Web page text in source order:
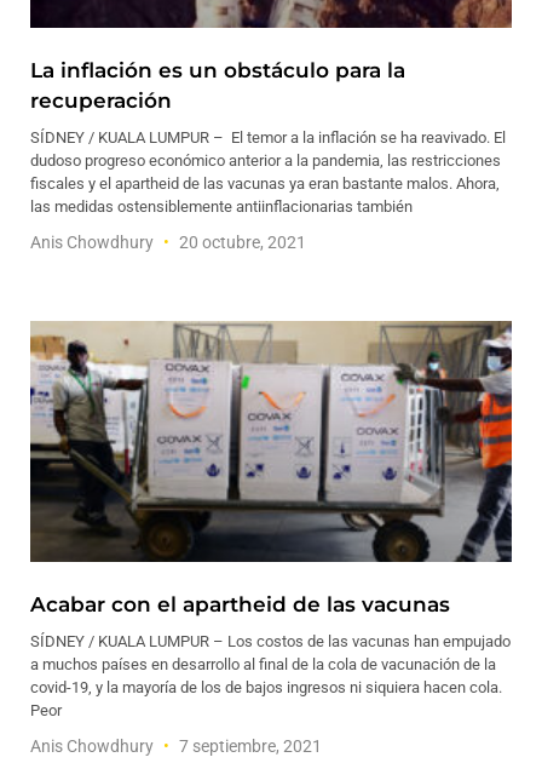
La inflación es un obstáculo para la
recuperación
SÍDNEY / KUALA LUMPUR – El temor a la inflación se ha reavivado. El
dudoso progreso económico anterior a la pandemia, las restricciones
fiscales y el apartheid de las vacunas ya eran bastante malos. Ahora,
las medidas ostensiblemente antiinflacionarias también
Anis Chowdhury 20 octubre, 2021
Acabar con el apartheid de las vacunas
SÍDNEY / KUALA LUMPUR – Los costos de las vacunas han empujado
a muchos países en desarrollo al final de la cola de vacunación de la
covid-19, y la mayoría de los de bajos ingresos ni siquiera hacen cola.
Peor
Anis Chowdhury 7 septiembre, 2021